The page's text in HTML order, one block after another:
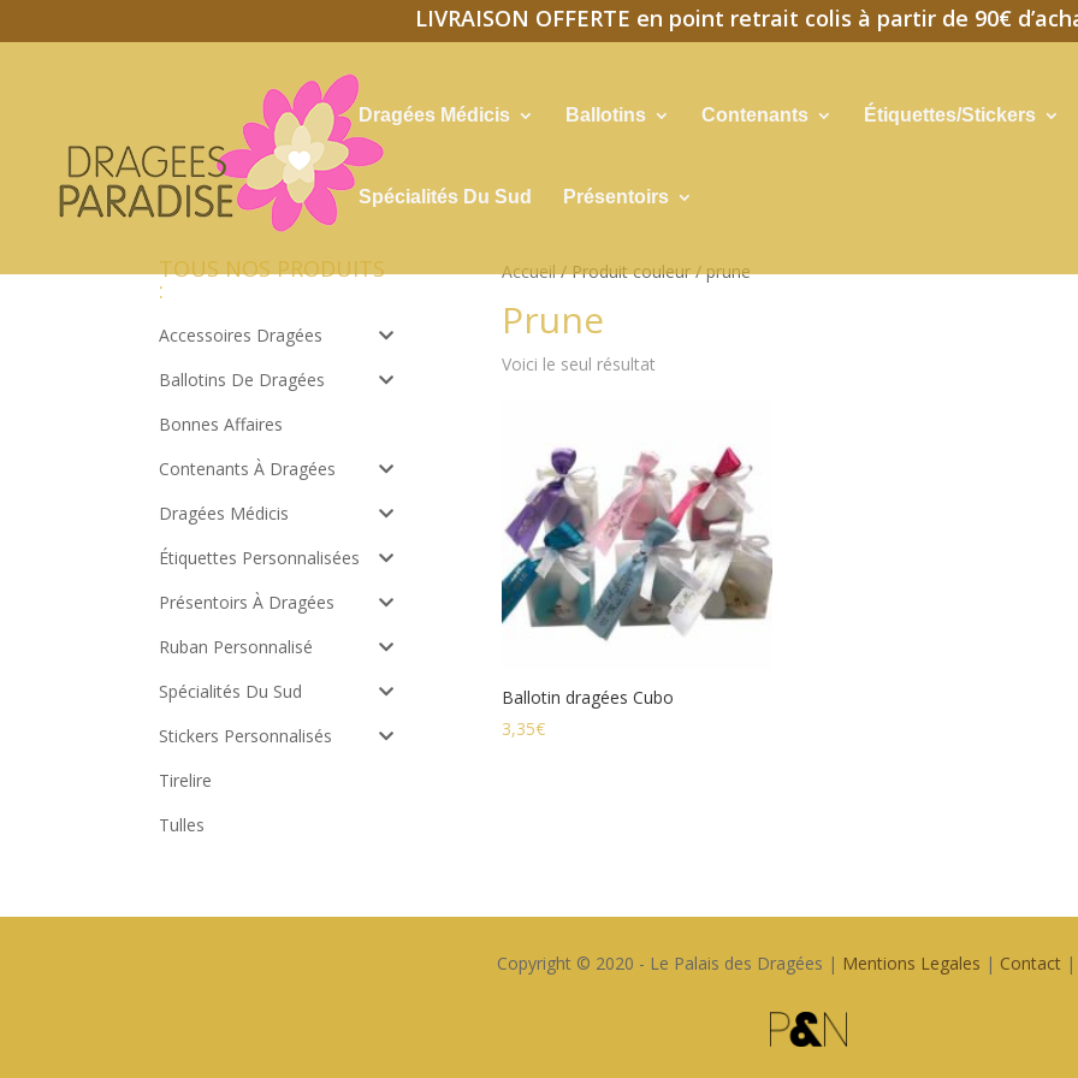
LIVRAISON OFFERTE en point retrait colis à partir de 90€
Dragées Médicis Ballotins Contenants Étiquettes/Stickers
Spécialités Du Sud Présentoirs
Accueil/ Produit couleur / prune
Prune
Voici le seul résultat
Ballotin dragées Cubo
3,35€
TOUS NOS PRODUITS
:
Accessoires Dragées
Ballotins De Dragées
Bonnes Affaires
Contenants À Dragées
Dragées Médicis
Étiquettes Personnalisées
Présentoirs À Dragées
Ruban Personnalisé
Spécialités Du Sud
Stickers Personnalisés
Tirelire
Tulles
Copyright © 2020 - Le Palais des Dragées | Mentions Legales | Contact |